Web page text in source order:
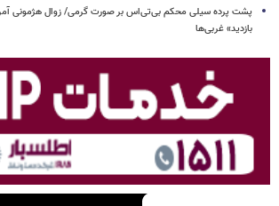
پشت پرده سیلی محکم بی‌تی‌اس بر صورت گرمی/ زوال هژمونی
بازدید» غربی‌ها